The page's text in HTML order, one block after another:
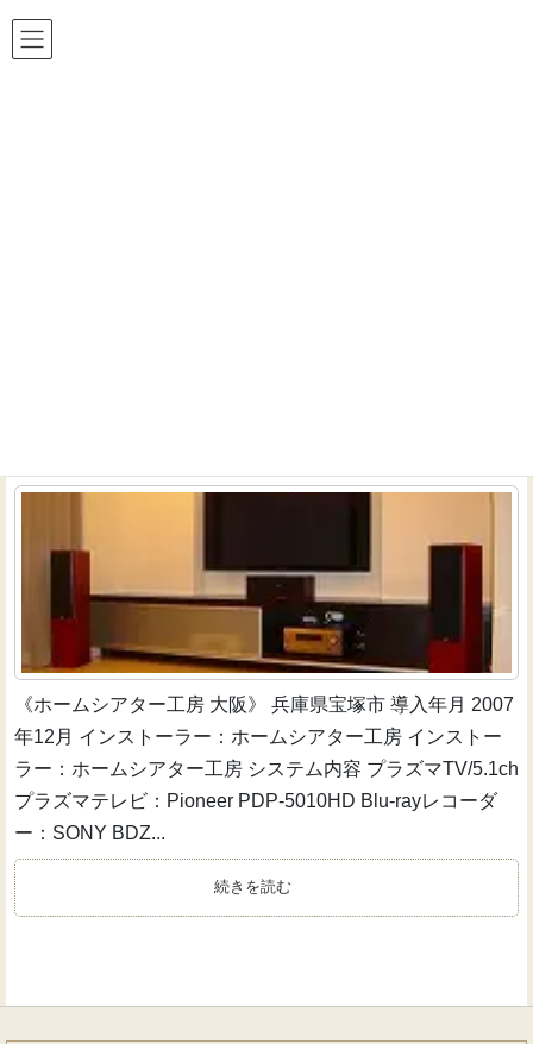
《ホームシアター工房 大阪》 兵庫県宝塚市 導入年月 2007
年12月 インストーラー：ホームシアター工房 インストー
ラー：ホームシアター工房 システム内容 プラズマTV/5.1ch
プラズマテレビ：Pioneer PDP-5010HD Blu-rayレコーダ
ー：SONY BDZ...
続きを読む